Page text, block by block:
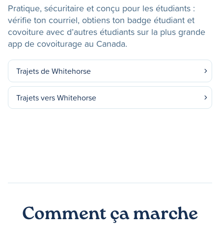
Pratique, sécuritaire et conçu pour les étudiants :
vérifie ton courriel, obtiens ton badge étudiant et
covoiture avec d’autres étudiants sur la plus grande
app de covoiturage au Canada.
Trajets de Whitehorse
Trajets vers Whitehorse
Comment ça marche